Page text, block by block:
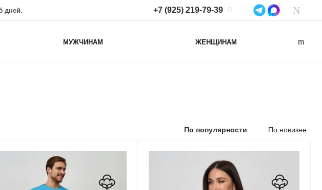
дней. +7 (925) 219-79-39
Нижегородская область,
МУЖЧИНАМ ЖЕНЩИНАМ
По популярности По новизне